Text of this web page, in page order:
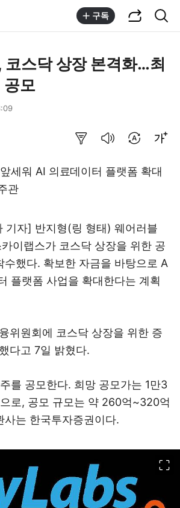
구독
코스닥 상장 본격화…최
모
세워 AI 의료데이터 플랫폼 확대
관
기자] 반지형(링 형태) 웨어러블
이랩스가 코스닥 상장을 위한 공
수했다. 확보한 자금을 바탕으로 A
플랫폼 사업을 확대한다는 계획
위원회에 코스닥 상장을 위한 증
다고 7일 밝혔다.
를 공모한다. 희망 공모가는 1만3
로, 공모 규모는 약 260억~320억
사는 한국투자증권이다.